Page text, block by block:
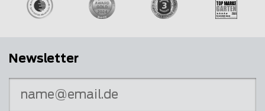
Newsletter